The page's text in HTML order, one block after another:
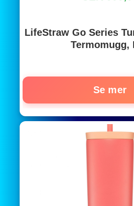
LifeStraw Go Series
Termomugg,
Se mer